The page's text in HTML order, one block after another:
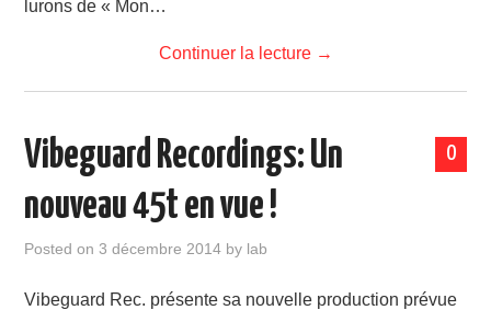
lurons de « Mon…
Continuer la lecture →
0
Vibeguard Recordings: Un
nouveau 45t en vue !
Posted on3 décembre 2014 by lab
Vibeguard Rec. présente sa nouvelle production prévue